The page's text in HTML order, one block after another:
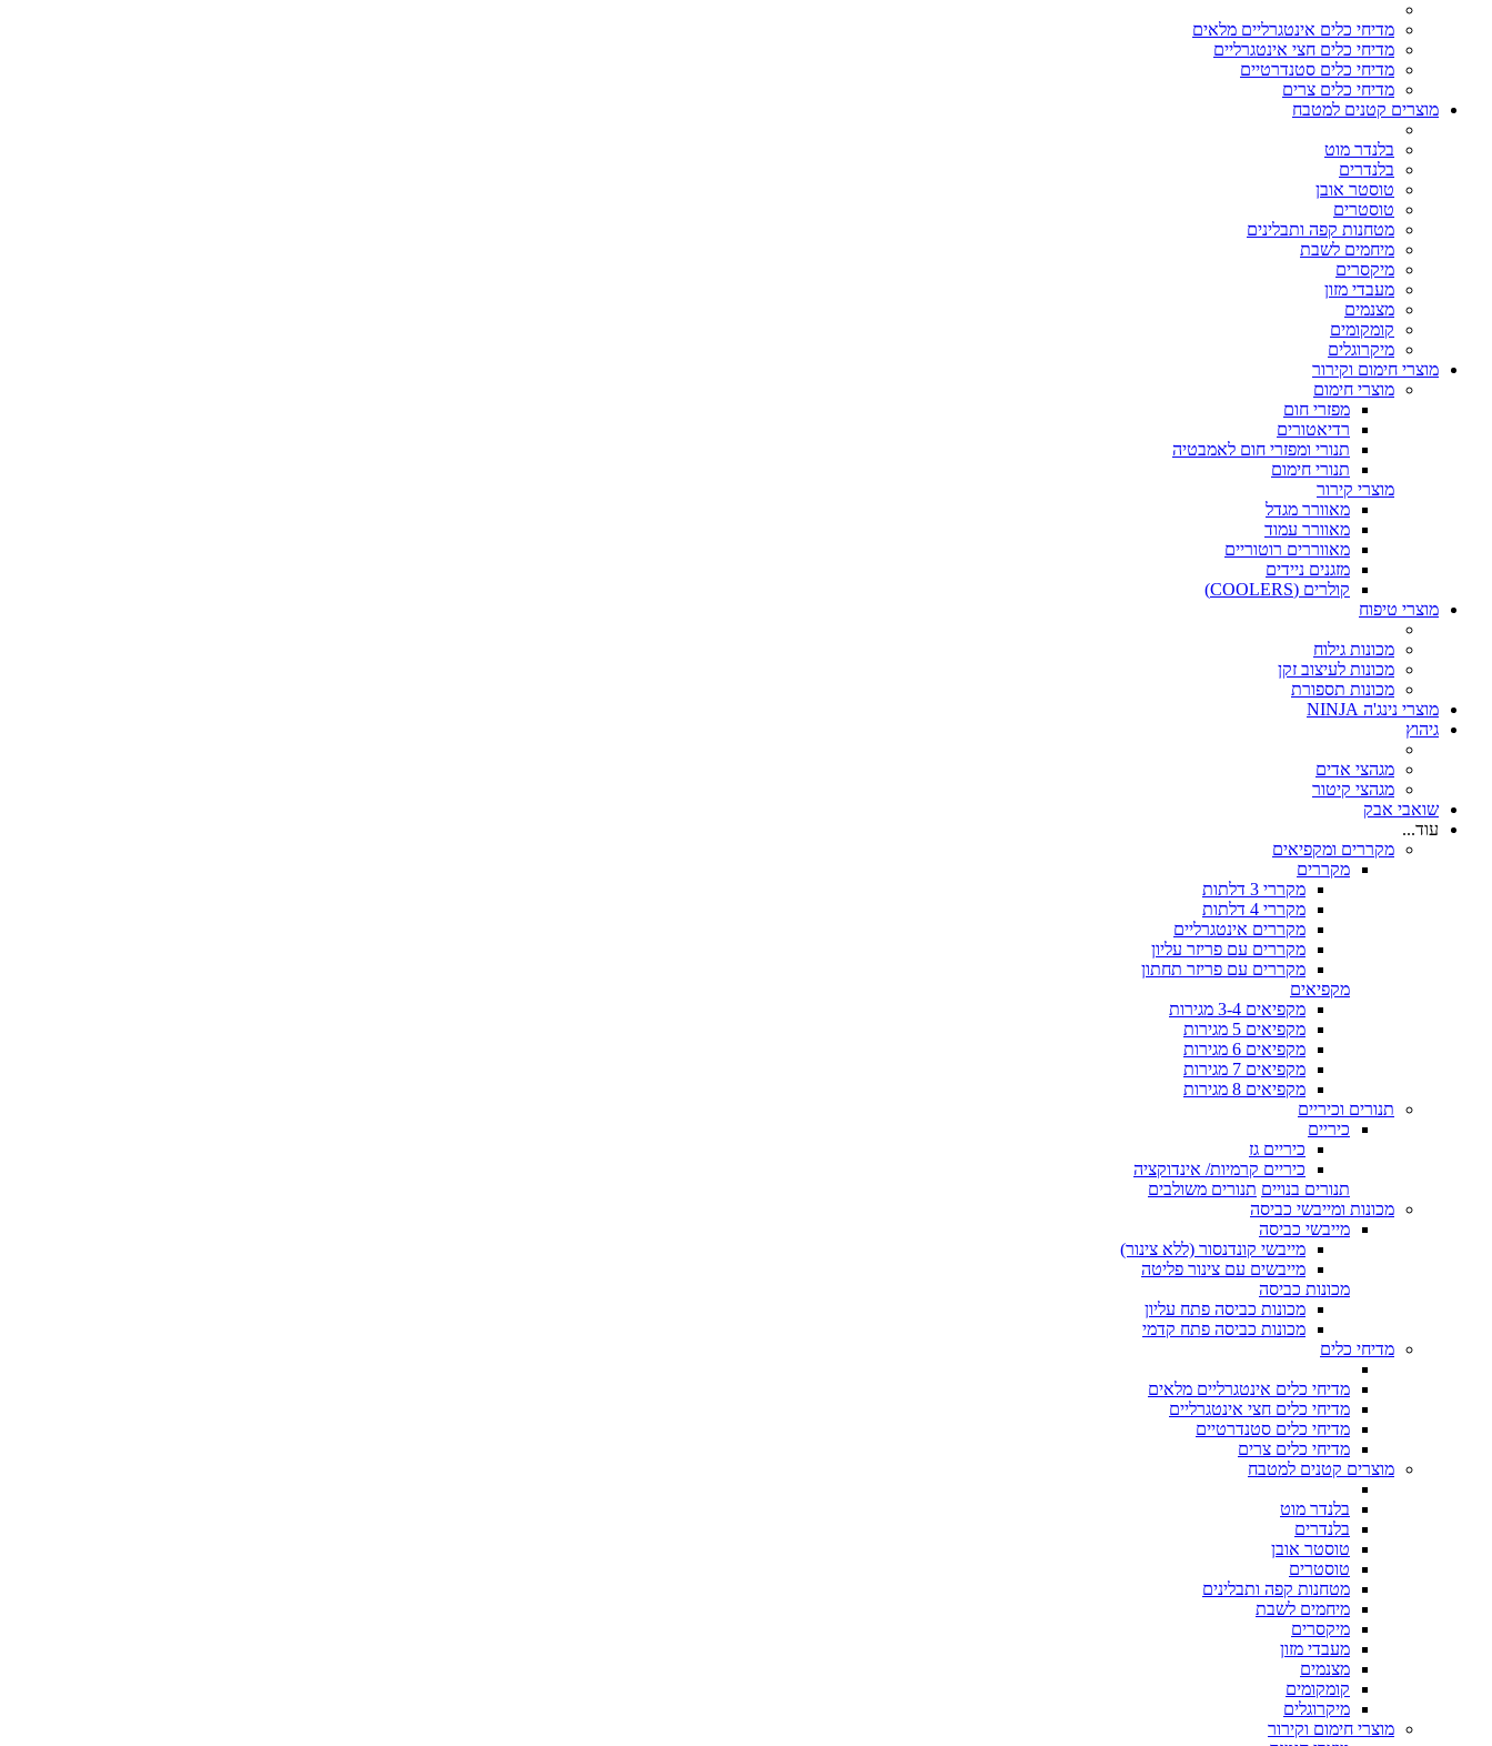
מדיחי כלים אינטגרליים מלאים
מדיחי כלים חצי אינטגרליים
מדיחי כלים סטנדרטיים
מדיחי כלים צרים
מוצרים קטנים למטבח
בלנדר מוט
בלנדרים
טוסטר אובן
טוסטרים
מטחנות קפה ותבלינים
מיחמים לשבת
מיקסרים
מעבדי מזון
מצנמים
קומקומים
מיקרוגלים
מוצרי חימום וקירור
מוצרי חימום
מפזרי חום
רדיאטורים
תנורי ומפזרי חום לאמבטיה
תנורי חימום
מוצרי קירור
מאוורר מגדל
מאוורר עמוד
מאווררים רוטוריים
מזגנים ניידים
קולרים (COOLERS)
מוצרי טיפוח
מכונות גילוח
מכונות לעיצוב זקן
מכונות תספורת
מוצרי נינג'ה NINJA
גיהוץ
מגהצי אדים
מגהצי קיטור
שואבי אבק
עוד...
מקררים ומקפיאים
מקררים
מקררי 3 דלתות
מקררי 4 דלתות
מקררים אינטגרליים
מקררים עם פריזר עליון
מקררים עם פריזר תחתון
מקפיאים
מקפיאים 3-4 מגירות
מקפיאים 5 מגירות
מקפיאים 6 מגירות
מקפיאים 7 מגירות
מקפיאים 8 מגירות
תנורים וכיריים
כיריים
כיריים גז
כיריים קרמיות/ אינדוקציה
תנורים בנויים תנורים משולבים
מכונות ומייבשי כביסה
מייבשי כביסה
מייבשי קונדנסור (ללא צינור)
מייבשים עם צינור פליטה
מכונות כביסה
מכונות כביסה פתח עליון
מכונות כביסה פתח קדמי
מדיחי כלים
מדיחי כלים אינטגרליים מלאים
מדיחי כלים חצי אינטגרליים
מדיחי כלים סטנדרטיים
מדיחי כלים צרים
מוצרים קטנים למטבח
בלנדר מוט
בלנדרים
טוסטר אובן
טוסטרים
מטחנות קפה ותבלינים
מיחמים לשבת
מיקסרים
מעבדי מזון
מצנמים
קומקומים
מיקרוגלים
מוצרי חימום וקירור